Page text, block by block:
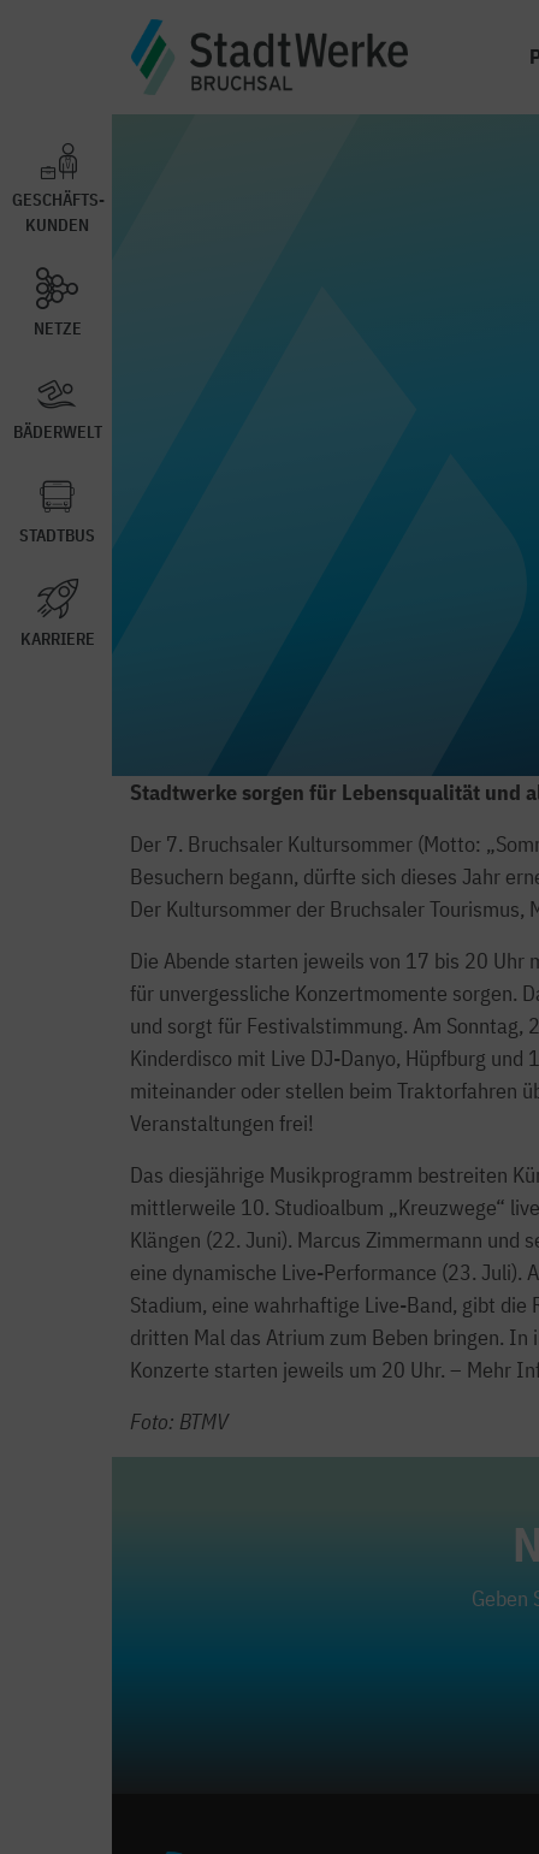
GESCHÄFTS-
KUNDEN
NETZE
BÄDERWELT
STADTBUS
KARRIERE
Stadtwerke sorgen für Lebensqualität und
Der 7. Bruchsaler Kultursommer (Motto:
Besuchern begann, dürfte sich dieses Jahr
Der Kultursommer der Bruchsaler Tourismus,
Die Abende starten jeweils von 17 bis 20 Uhr
für unvergessliche Konzertmomente sorgen.
und sorgt für Festivalstimmung. Am Sonntag,
Kinderdisco mit Live DJ-Danyo, Hüpfburg
miteinander oder stellen beim Traktorfahren
Veranstaltungen frei!
Das diesjährige Musikprogramm bestreiten
mittlerweile 10. Studioalbum „Kreuzwege“
Klängen (22. Juni). Marcus Zimmermann und
eine dynamische Live-Performance (23. Juli).
Stadium, eine wahrhaftige Live-Band, gibt
dritten Mal das Atrium zum Beben bringen. In
Konzerte starten jeweils um 20 Uhr. – Mehr
Foto: BTMV
Geben